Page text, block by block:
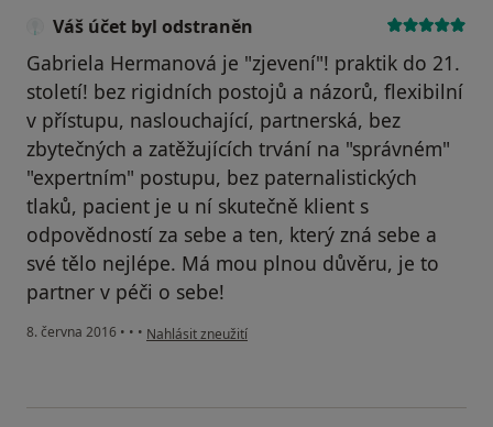
Váš účet byl odstraněn
Gabriela Hermanová je "zjevení"! praktik do 21.
století! bez rigidních postojů a názorů, flexibilní
v přístupu, naslouchající, partnerská, bez
zbytečných a zatěžujících trvání na "správném"
"expertním" postupu, bez paternalistických
tlaků, pacient je u ní skutečně klient s
odpovědností za sebe a ten, který zná sebe a
své tělo nejlépe. Má mou plnou důvěru, je to
partner v péči o sebe!
8. června 2016 • • • podle názoru uživatele Váš účet byl odstraněn
Nahlásit zneužití